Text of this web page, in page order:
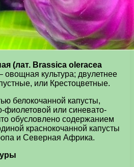
(лат. Brassica oleracea
овощная культура; двулетнее
или Крестоцветные.
белокочанной капусты,
фиолетовой или синевато-
обусловлено содержанием
краснокочанной капусты
и Северная Африка.